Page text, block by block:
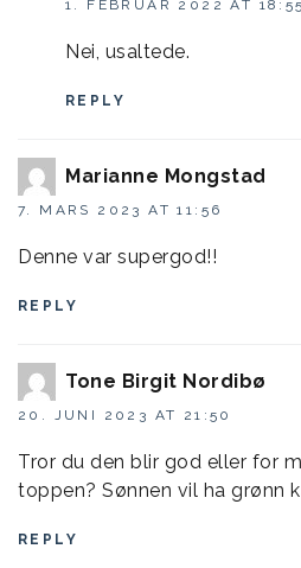
1. FEBRUAR 2022 AT 18:55
Nei, usaltede.
REPLY
Marianne Mongstad
7. MARS 2023 AT 11:56
Denne var supergod!!
REPLY
Tone Birgit Nordibø
20. JUNI 2023 AT 21:50
Tror du den blir god eller for
toppen? Sønnen vil ha grønn
REPLY